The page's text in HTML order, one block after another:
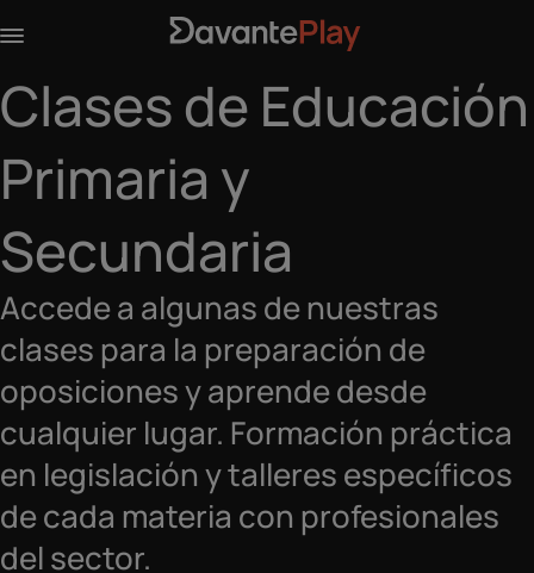
Clases de Educación
Primaria y
Secundaria
Accede a algunas de nuestras
clases para la preparación de
oposiciones y aprende desde
cualquier lugar. Formación práctica
en legislación y talleres específicos
de cada materia con profesionales
del sector.